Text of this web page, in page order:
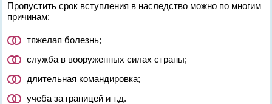
Пропустить срок вступления в наследство можно по многим
причинам:
тяжелая болезнь;
служба в вооруженных силах страны;
длительная командировка;
учеба за границей и т.д.